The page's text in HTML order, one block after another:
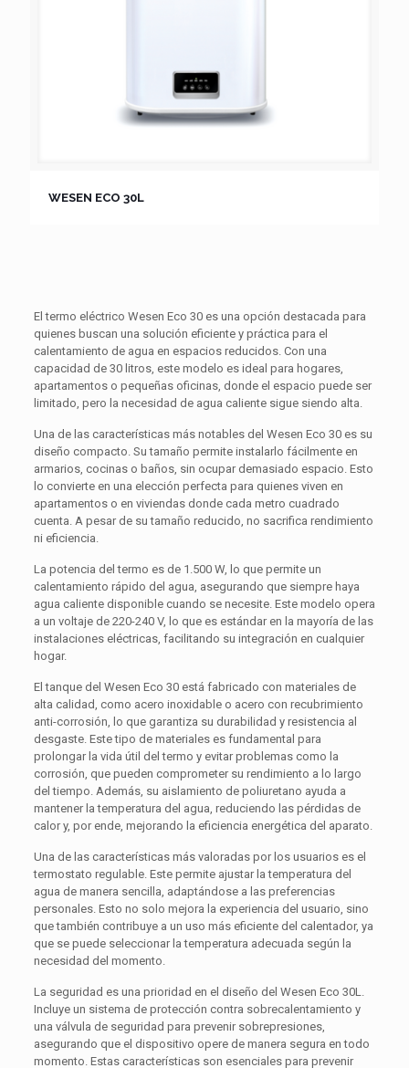
WESEN ECO 30L
El termo eléctrico Wesen Eco 30 es una opción destacada para
quienes buscan una solución eficiente y práctica para el
calentamiento de agua en espacios reducidos. Con una
capacidad de 30 litros, este modelo es ideal para hogares,
apartamentos o pequeñas oficinas, donde el espacio puede ser
limitado, pero la necesidad de agua caliente sigue siendo alta.
Una de las características más notables del Wesen Eco 30 es su
diseño compacto. Su tamaño permite instalarlo fácilmente en
armarios, cocinas o baños, sin ocupar demasiado espacio. Esto
lo convierte en una elección perfecta para quienes viven en
apartamentos o en viviendas donde cada metro cuadrado
cuenta. A pesar de su tamaño reducido, no sacrifica rendimiento
ni eficiencia.
La potencia del termo es de 1.500 W, lo que permite un
calentamiento rápido del agua, asegurando que siempre haya
agua caliente disponible cuando se necesite. Este modelo opera
a un voltaje de 220-240 V, lo que es estándar en la mayoría de las
instalaciones eléctricas, facilitando su integración en cualquier
hogar.
El tanque del Wesen Eco 30 está fabricado con materiales de
alta calidad, como acero inoxidable o acero con recubrimiento
anti-corrosión, lo que garantiza su durabilidad y resistencia al
desgaste. Este tipo de materiales es fundamental para
prolongar la vida útil del termo y evitar problemas como la
corrosión, que pueden comprometer su rendimiento a lo largo
del tiempo. Además, su aislamiento de poliuretano ayuda a
mantener la temperatura del agua, reduciendo las pérdidas de
calor y, por ende, mejorando la eficiencia energética del aparato.
Una de las características más valoradas por los usuarios es el
termostato regulable. Este permite ajustar la temperatura del
agua de manera sencilla, adaptándose a las preferencias
personales. Esto no solo mejora la experiencia del usuario, sino
que también contribuye a un uso más eficiente del calentador, ya
que se puede seleccionar la temperatura adecuada según la
necesidad del momento.
La seguridad es una prioridad en el diseño del Wesen Eco 30L.
Incluye un sistema de protección contra sobrecalentamiento y
una válvula de seguridad para prevenir sobrepresiones,
asegurando que el dispositivo opere de manera segura en todo
momento. Estas características son esenciales para prevenir